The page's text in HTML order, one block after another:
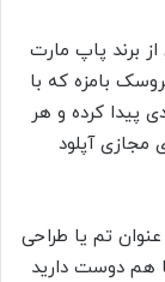
برند پاپ مارت
بامزه که با
پیدا کرده و هر
مجازی آپلود
تم یا طراحی
هم دوست دارید